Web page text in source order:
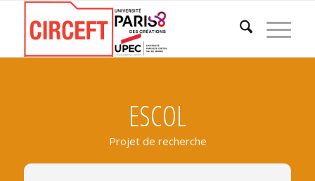
ESCOL
Projet de recherche